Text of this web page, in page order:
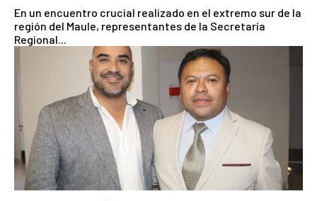
En un encuentro crucial realizado en el extremo sur de la
región del Maule, representantes de la Secretaría
Regional...